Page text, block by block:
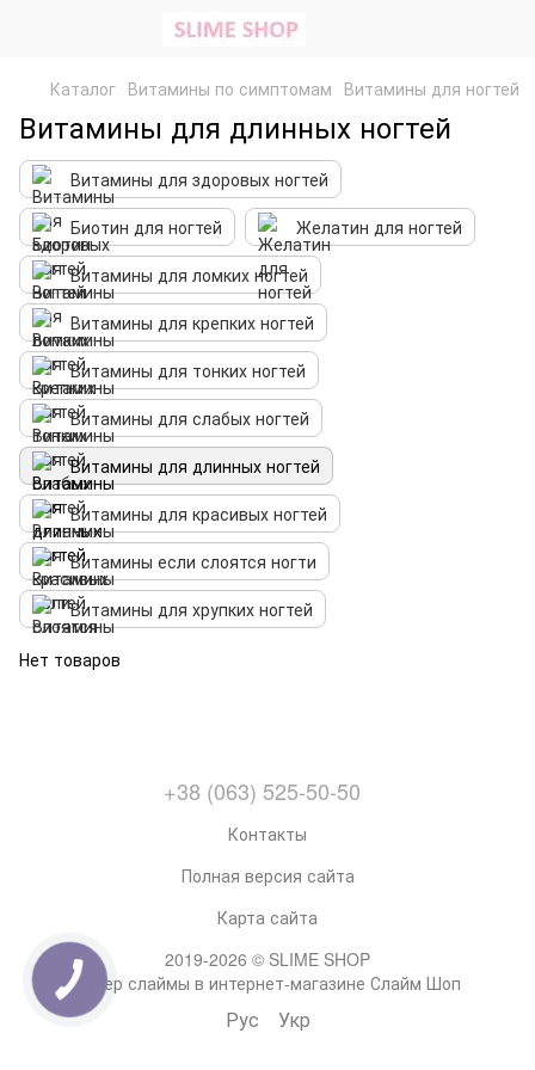
Каталог Витамины по симптомам Витамины для ногтей
Витамины для длинных ногтей
Витамины для здоровых ногтей
Биотин для ногтей
Желатин для ногтей
Витамины для ломких ногтей
Витамины для крепких ногтей
Витамины для тонких ногтей
Витамины для слабых ногтей
Витамины для длинных ногтей
Витамины для красивых ногтей
Витамины если слоятся ногти
Витамины для хрупких ногтей
Нет товаров
+38 (063) 525-50-50
Контакты
Полная версия сайта
Карта сайта
2019-2026 © SLIME SHOP
Супер слаймы в интернет-магазине Слайм Шоп
Рус Укр